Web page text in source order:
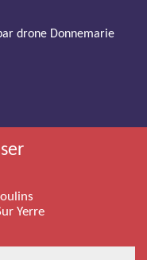
drone Donnemarie
Yerre